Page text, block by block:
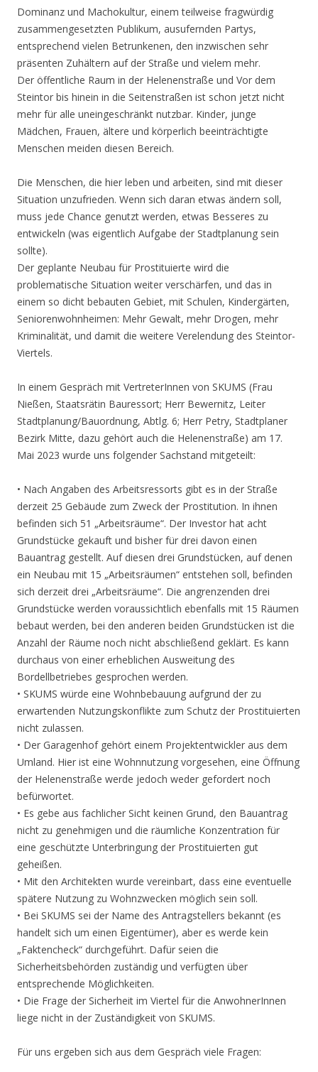
Dominanz und Machokultur, einem teilweise fragwürdig
zusammengesetzten Publikum, ausufernden Partys,
entsprechend vielen Betrunkenen, den inzwischen sehr
präsenten Zuhältern auf der Straße und vielem mehr.
Der öffentliche Raum in der Helenenstraße und Vor dem
Steintor bis hinein in die Seitenstraßen ist schon jetzt nicht
mehr für alle uneingeschränkt nutzbar. Kinder, junge
Mädchen, Frauen, ältere und körperlich beeinträchtigte
Menschen meiden diesen Bereich.
Die Menschen, die hier leben und arbeiten, sind mit dieser
Situation unzufrieden. Wenn sich daran etwas ändern soll,
muss jede Chance genutzt werden, etwas Besseres zu
entwickeln (was eigentlich Aufgabe der Stadtplanung sein
sollte).
Der geplante Neubau für Prostituierte wird die
problematische Situation weiter verschärfen, und das in
einem so dicht bebauten Gebiet, mit Schulen, Kindergärten,
Seniorenwohnheimen: Mehr Gewalt, mehr Drogen, mehr
Kriminalität, und damit die weitere Verelendung des Steintor-
Viertels.
In einem Gespräch mit VertreterInnen von SKUMS (Frau
Nießen, Staatsrätin Bauressort; Herr Bewernitz, Leiter
Stadtplanung/Bauordnung, Abtlg. 6; Herr Petry, Stadtplaner
Bezirk Mitte, dazu gehört auch die Helenenstraße) am 17.
Mai 2023 wurde uns folgender Sachstand mitgeteilt:
• Nach Angaben des Arbeitsressorts gibt es in der Straße
derzeit 25 Gebäude zum Zweck der Prostitution. In ihnen
befinden sich 51 „Arbeitsräume“. Der Investor hat acht
Grundstücke gekauft und bisher für drei davon einen
Bauantrag gestellt. Auf diesen drei Grundstücken, auf denen
ein Neubau mit 15 „Arbeitsräumen“ entstehen soll, befinden
sich derzeit drei „Arbeitsräume“. Die angrenzenden drei
Grundstücke werden voraussichtlich ebenfalls mit 15 Räumen
bebaut werden, bei den anderen beiden Grundstücken ist die
Anzahl der Räume noch nicht abschließend geklärt. Es kann
durchaus von einer erheblichen Ausweitung des
Bordellbetriebes gesprochen werden.
• SKUMS würde eine Wohnbebauung aufgrund der zu
erwartenden Nutzungskonflikte zum Schutz der Prostituierten
nicht zulassen.
• Der Garagenhof gehört einem Projektentwickler aus dem
Umland. Hier ist eine Wohnnutzung vorgesehen, eine Öffnung
der Helenenstraße werde jedoch weder gefordert noch
befürwortet.
• Es gebe aus fachlicher Sicht keinen Grund, den Bauantrag
nicht zu genehmigen und die räumliche Konzentration für
eine geschützte Unterbringung der Prostituierten gut
geheißen.
• Mit den Architekten wurde vereinbart, dass eine eventuelle
spätere Nutzung zu Wohnzwecken möglich sein soll.
• Bei SKUMS sei der Name des Antragstellers bekannt (es
handelt sich um einen Eigentümer), aber es werde kein
„Faktencheck“ durchgeführt. Dafür seien die
Sicherheitsbehörden zuständig und verfügten über
entsprechende Möglichkeiten.
• Die Frage der Sicherheit im Viertel für die AnwohnerInnen
liege nicht in der Zuständigkeit von SKUMS.
Für uns ergeben sich aus dem Gespräch viele Fragen: